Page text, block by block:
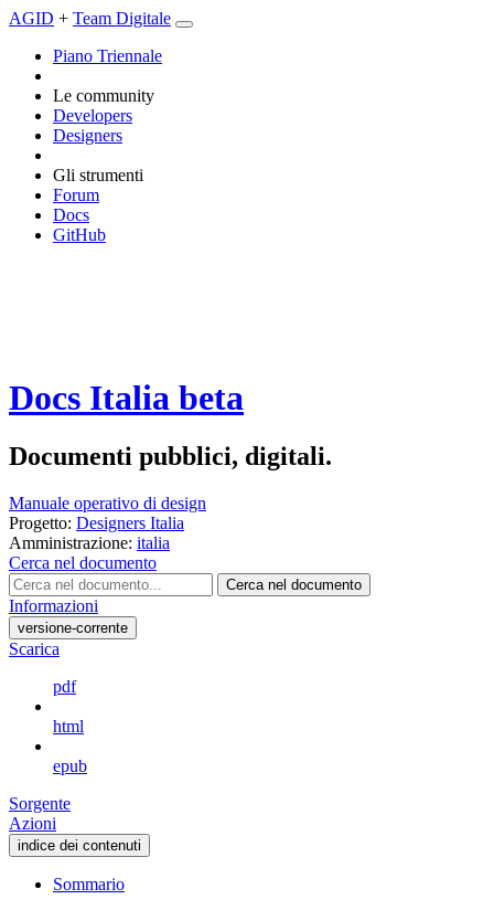
AGID + Team Digitale
Piano Triennale
Le community
Developers
Designers
Gli strumenti
Forum
Docs
GitHub
Docs Italia beta
Documenti pubblici, digitali.
Manuale operativo di design
Progetto: Designers Italia
Amministrazione: italia
Cerca nel documento
Cerca nel documento
Informazioni
versione-corrente
Scarica
pdf
html
epub
Sorgente
Azioni
indice dei contenuti
Sommario